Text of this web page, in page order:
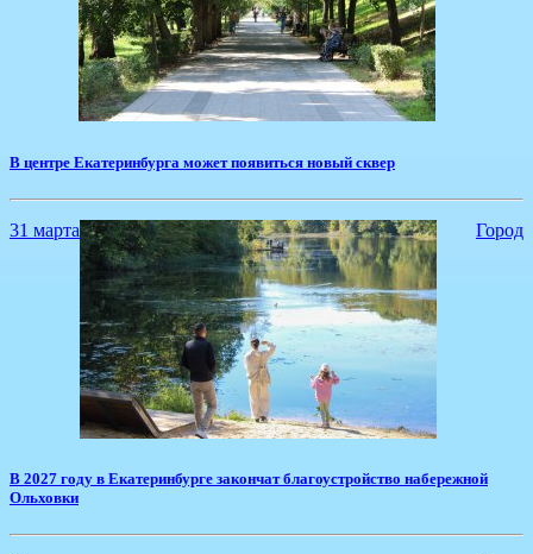
В центре Екатеринбурга может появиться новый сквер
31 марта Город
В 2027 году в Екатеринбурге закончат благоустройство набережной
Ольховки